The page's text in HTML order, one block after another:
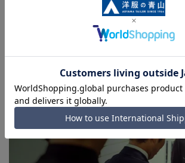
■店舗や各モールサイトと商品在庫を共有し
上、ご注文いただいたタイミングにより欠
よってはお急ぎ発送サービスを選択できな
す。